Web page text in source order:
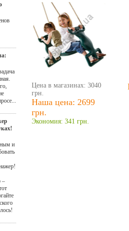
и
–
Цена в магазинах: 3040
грн.
Наша цена: 2699
грн.
Экономия: 341 грн.